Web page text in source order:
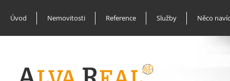
Úvod Nemovitosti Reference Služby Něco navíc